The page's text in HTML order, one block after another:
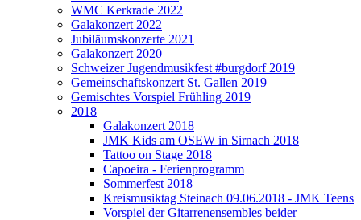
WMC Kerkrade 2022
Galakonzert 2022
Jubiläumskonzerte 2021
Galakonzert 2020
Schweizer Jugendmusikfest #burgdorf 2019
Gemeinschaftskonzert St. Gallen 2019
Gemischtes Vorspiel Frühling 2019
2018
Galakonzert 2018
JMK Kids am OSEW in Sirnach 2018
Tattoo on Stage 2018
Capoeira - Ferienprogramm
Sommerfest 2018
Kreismusiktag Steinach 09.06.2018 - JMK Teens
Vorspiel der Gitarrenensembles beider